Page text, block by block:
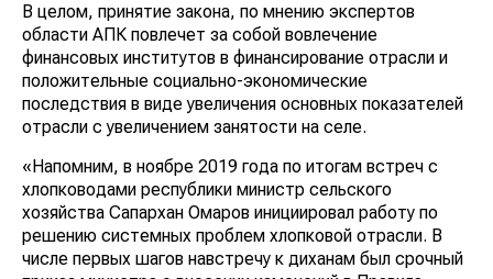
В целом, принятие закона, по мнению экспертов
области АПК повлечет за собой вовлечение
финансовых институтов в финансирование отрасли и
положительные социально-экономические
последствия в виде увеличения основных показателей
отрасли с увеличением занятости на селе.
«Напомним, в ноябре 2019 года по итогам встреч с
хлопководами республики министр сельского
хозяйства Сапархан Омаров инициировал работу по
решению системных проблем хлопковой отрасли. В
числе первых шагов навстречу к диханам был срочный